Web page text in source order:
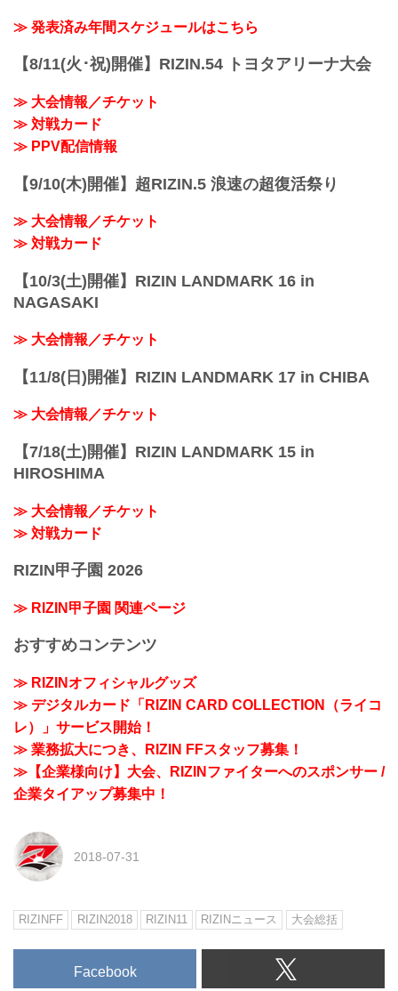
≫ 発表済み年間スケジュールはこちら
【8/11(火･祝)開催】RIZIN.54 トヨタアリーナ大会
≫ 大会情報／チケット
≫ 対戦カード
≫ PPV配信情報
【9/10(木)開催】超RIZIN.5 浪速の超復活祭り
≫ 大会情報／チケット
≫ 対戦カード
【10/3(土)開催】RIZIN LANDMARK 16 in
NAGASAKI
≫ 大会情報／チケット
【11/8(日)開催】RIZIN LANDMARK 17 in CHIBA
≫ 大会情報／チケット
【7/18(土)開催】RIZIN LANDMARK 15 in
HIROSHIMA
≫ 大会情報／チケット
≫ 対戦カード
RIZIN甲子園 2026
≫ RIZIN甲子園 関連ページ
おすすめコンテンツ
≫ RIZINオフィシャルグッズ
≫ デジタルカード「RIZIN CARD COLLECTION（ライコ
レ）」サービス開始！
≫ 業務拡大につき、RIZIN FFスタッフ募集！
≫【企業様向け】大会、RIZINファイターへのスポンサー /
企業タイアップ募集中！
2018-07-31
RIZINFF RIZIN2018 RIZIN11 RIZINニュース 大会総括
Facebook